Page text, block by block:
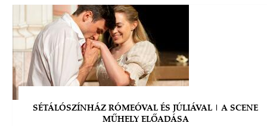
SÉTÁLÓSZÍNHÁZ RÓMEÓVAL ÉS JÚLIÁVAL | A SCENE
MŰHELY ELŐADÁSA